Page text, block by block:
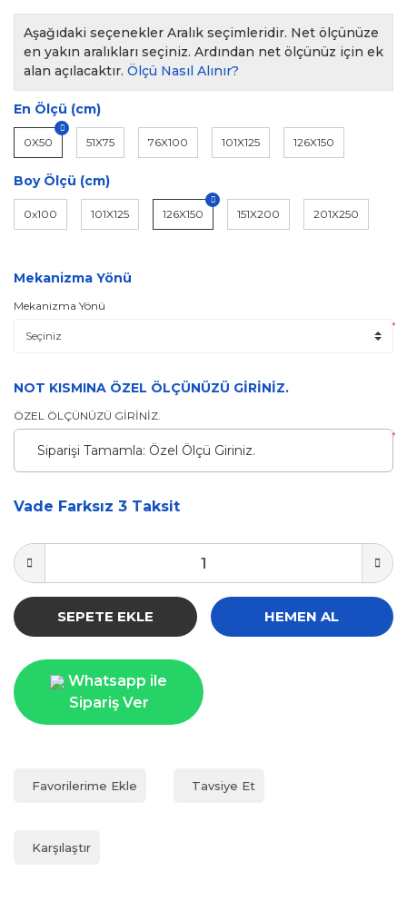
Aşağıdaki seçenekler Aralık seçimleridir. Net ölçünüze
en yakın aralıkları seçiniz. Ardından net ölçünüz için ek
alan açılacaktır. Ölçü Nasıl Alınır?
En Ölçü (cm)
0X50 51X75 76X100 101X125 126X150
Boy Ölçü (cm)
0x100 101X125 126X150 151X200 201X250
Mekanizma Yönü
Mekanizma Yönü
*
NOT KISMINA ÖZEL ÖLÇÜNÜZÜ GİRİNİZ.
ÖZEL ÖLÇÜNÜZÜ GİRİNİZ.
*
Vade Farksız 3 Taksit
SEPETE EKLE HEMEN AL
Whatsapp ile
Sipariş Ver
Tavsiye Et
Karşılaştır